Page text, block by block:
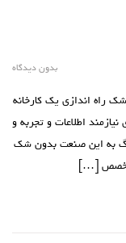
بدون دیدگاه
راه اندازی یک کارخانه
اطلاعات و تجربه و
به این صنعت بدون شک
[…]